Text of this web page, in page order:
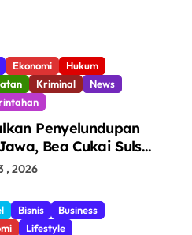
Ekonomi
Hukum
Kriminal
News
Penyelundupan
Bea Cukai Sulsel
Juta Batang Rokok
, 2026
Bisnis
Business
Lifestyle